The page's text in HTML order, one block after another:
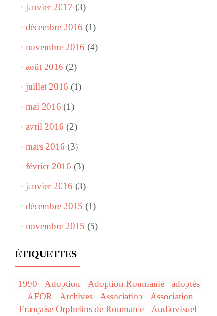
janvier 2017 (3)
décembre 2016 (1)
novembre 2016 (4)
août 2016 (2)
juillet 2016 (1)
mai 2016 (1)
avril 2016 (2)
mars 2016 (3)
février 2016 (3)
janvier 2016 (3)
décembre 2015 (1)
novembre 2015 (5)
ÉTIQUETTES
1990 Adoption Adoption Roumanie
adoptés
AFOR
Archives Association
Association
Française Orphelins de Roumanie
Audiovisuel